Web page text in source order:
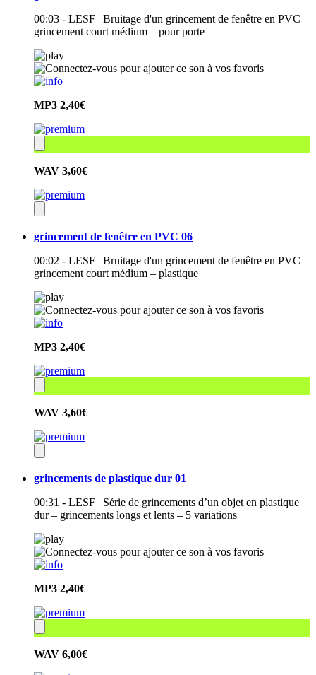
00:03 - LESF | Bruitage d'un grincement de fenêtre en PVC –
grincement court médium – pour porte
MP3 2,40€
WAV 3,60€
grincement de fenêtre en PVC 06
00:02 - LESF | Bruitage d'un grincement de fenêtre en PVC –
grincement court médium – plastique
MP3 2,40€
WAV 3,60€
grincements de plastique dur 01
00:31 - LESF | Série de grincements d’un objet en plastique
dur – grincements longs et lents – 5 variations
MP3 2,40€
WAV 6,00€